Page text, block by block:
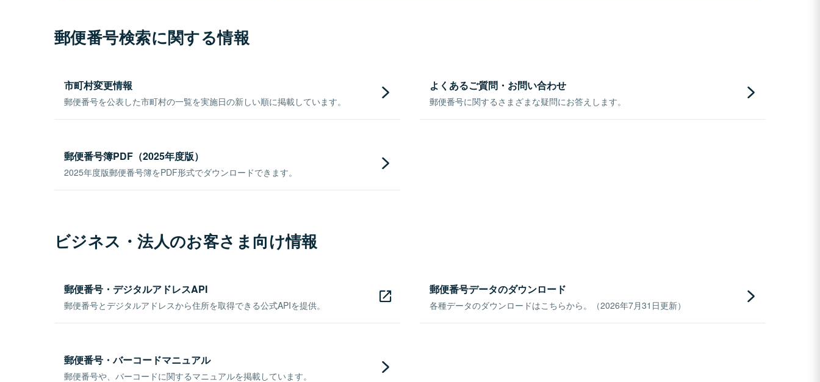
郵便番号検索に関する情報
市町村変更情報
郵便番号を公表した市町村の一覧を実施日の新しい順に掲載しています。
よくあるご質問・お問い合わせ
郵便番号に関するさまざまな疑問にお答えします。
郵便番号簿PDF（2025年度版）
2025年度版郵便番号簿をPDF形式でダウンロードできます。
ビジネス・法人のお客さま向け情報
郵便番号・デジタルアドレスAPI
郵便番号とデジタルアドレスから住所を取得できる公式APIを提供。
郵便番号データのダウンロード
各種データのダウンロードはこちらから。（2026年7月31日更新）
郵便番号・バーコードマニュアル
郵便番号や、バーコードに関するマニュアルを掲載しています。